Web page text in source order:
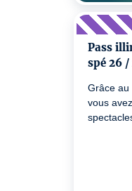
Pass
spé 26 /
Grâce au
vous